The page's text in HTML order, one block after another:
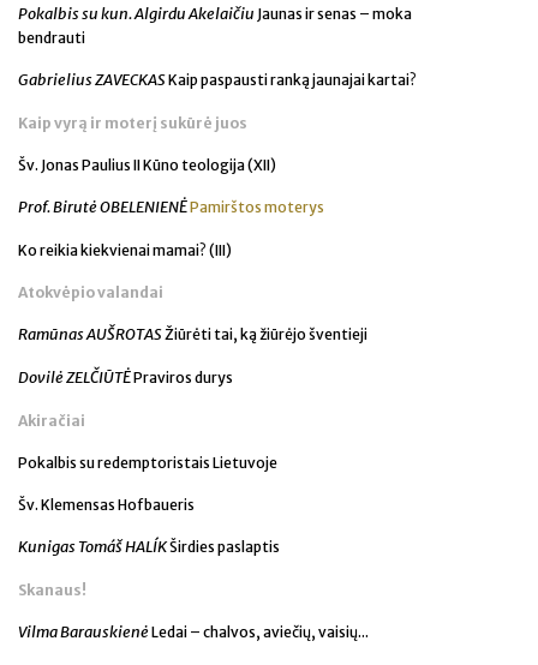
Pokalbis su kun. Algirdu Akelaičiu Jaunas ir senas – moka
bendrauti
Gabrielius ZAVECKASKaip paspausti ranką jaunajai kartai?
Kaip vyrą ir moterį sukūrė juos
Šv. Jonas Paulius II Kūno teologija (XII)
Prof. Birutė OBELENIENĖPamirštos moterys
Ko reikia kiekvienai mamai? (III)
Atokvėpio valandai
Ramūnas AUŠROTASŽiūrėti tai, ką žiūrėjo šventieji
Dovilė ZELČIŪTĖPraviros durys
Akiračiai
Pokalbis su redemptoristais Lietuvoje
Šv. Klemensas Hofbaueris
Kunigas Tomáš HALÍKŠirdies paslaptis
Skanaus!
Vilma BarauskienėLedai – chalvos, aviečių, vaisių...